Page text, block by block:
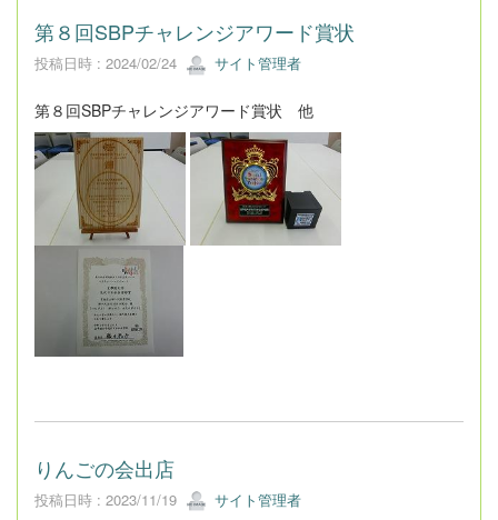
第８回SBPチャレンジアワード賞状
投稿日時 : 2024/02/24 サイト管理者
第８回SBPチャレンジアワード賞状 他
りんごの会出店
投稿日時 : 2023/11/19 サイト管理者